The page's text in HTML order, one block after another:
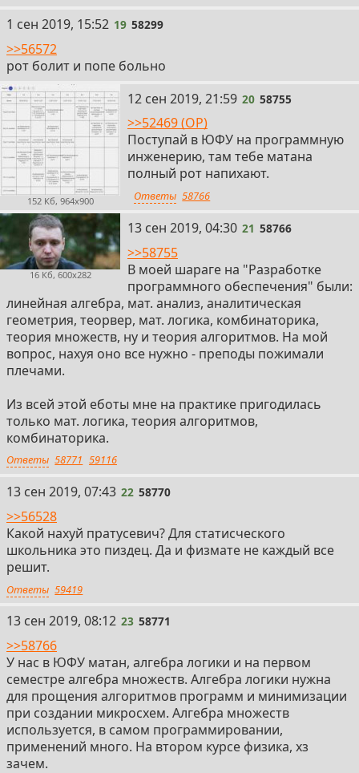
19
1 сен 2019, 15:52 19 58299
>>56572
рот болит и попе больно
152 Кб, 964x900
20
12 сен 2019, 21:59 20 58755
>>52469 (OP)
Поступай в ЮФУ на программную
инженерию, там тебе матана
полный рот напихают.
Ответы 58766
16 Кб, 600x282
21
13 сен 2019, 04:30 21 58766
>>58755
В моей шараге на "Разработке
программного обеспечения" были:
линейная алгебра, мат. анализ, аналитическая
геометрия, теорвер, мат. логика, комбинаторика,
теория множеств, ну и теория алгоритмов. На мой
вопрос, нахуя оно все нужно - преподы пожимали
плечами.
Из всей этой еботы мне на практике пригодилась
только мат. логика, теория алгоритмов,
комбинаторика.
Ответы 58771 59116
22
13 сен 2019, 07:43 22 58770
>>56528
Какой нахуй пратусевич? Для статисческого
школьника это пиздец. Да и физмате не каждый все
решит.
Ответы 59419
23
13 сен 2019, 08:12 23 58771
>>58766
У нас в ЮФУ матан, алгебра логики и на первом
семестре алгебра множеств. Алгебра логики нужна
для прощения алгоритмов программ и минимизации
при создании микросхем. Алгебра множеств
используется, в самом программировании,
применений много. На втором курсе физика, хз
зачем.